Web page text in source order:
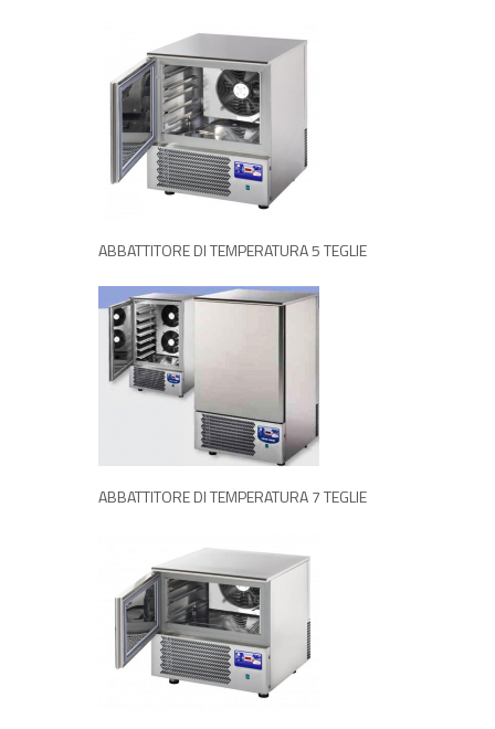
ABBATTITORE DI TEMPERATURA 5 TEGLIE
RICHIEDI INFORMAZIONI
ABBATTITORE DI TEMPERATURA 7 TEGLIE
RICHIEDI INFORMAZIONI
RICHIEDI INFORMAZIONI